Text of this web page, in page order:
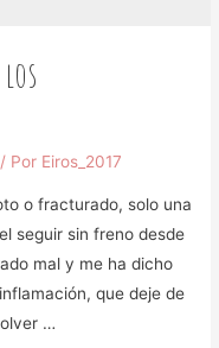
/ Por Eiros_2017
o fracturado, solo una
seguir sin freno desde
mal y me ha dicho
que deje de
…